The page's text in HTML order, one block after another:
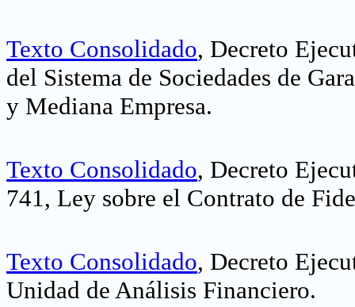
Texto Consolidado, Decreto
del Sistema de Sociedades de
y Mediana Empresa.
Texto Consolidado, Decreto
741, Ley sobre el Contrato de
Texto Consolidado, Decreto
Unidad de Análisis Financiero.